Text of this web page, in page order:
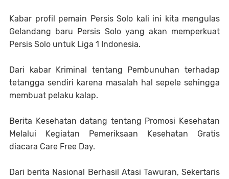
Kabar profil pemain Persis Solo kali ini kita mengulas
Gelandang baru Persis Solo yang akan memperkuat
Persis Solo untuk Liga 1 Indonesia.
Dari kabar Kriminal tentang Pembunuhan terhadap
tetangga sendiri karena masalah hal sepele sehingga
membuat pelaku kalap.
Berita Kesehatan datang tentang Promosi Kesehatan
Melalui Kegiatan Pemeriksaan Kesehatan Gratis
diacara Care Free Day.
Dari berita Nasional Berhasil Atasi Tawuran, Sekertaris